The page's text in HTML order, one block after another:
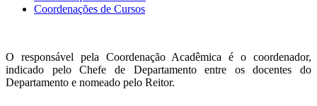
Coordenações de Cursos
O responsável pela Coordenação Acadêmica é o coordenador,
indicado pelo Chefe de Departamento entre os docentes do
Departamento e nomeado pelo Reitor.